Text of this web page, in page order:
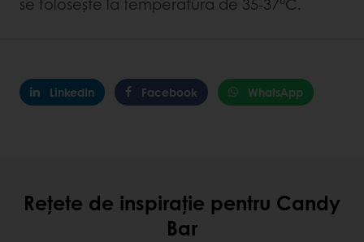
LinkedIn Facebook WhatsApp
Rețete de inspirație pentru Candy
Bar